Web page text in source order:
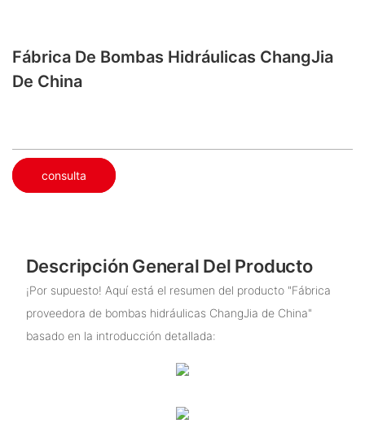
Fábrica De Bombas Hidráulicas ChangJia
De China
consulta
Descripción General Del Producto
¡Por supuesto! Aquí está el resumen del producto "Fábrica
proveedora de bombas hidráulicas ChangJia de China"
basado en la introducción detallada: